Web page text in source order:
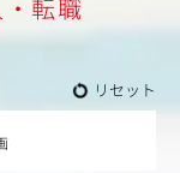
転職
リセット